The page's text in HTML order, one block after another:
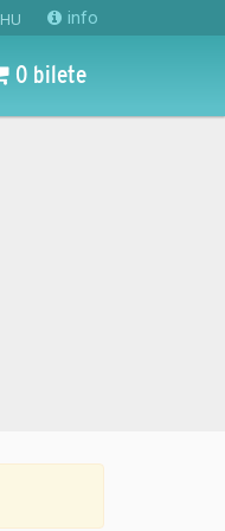
HU info
0 bilete